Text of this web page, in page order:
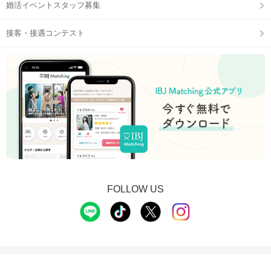
婚活イベントスタッフ募集
接客・接遇コンテスト
FOLLOW US